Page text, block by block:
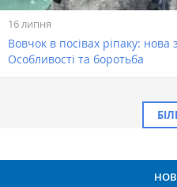
16 липня
Вовчок в посівах ріпаку:
Особливості та боротьба